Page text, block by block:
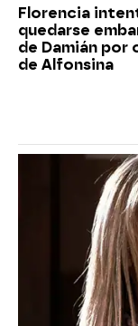
Florencia
quedarse
de Damián por
de Alfonsina